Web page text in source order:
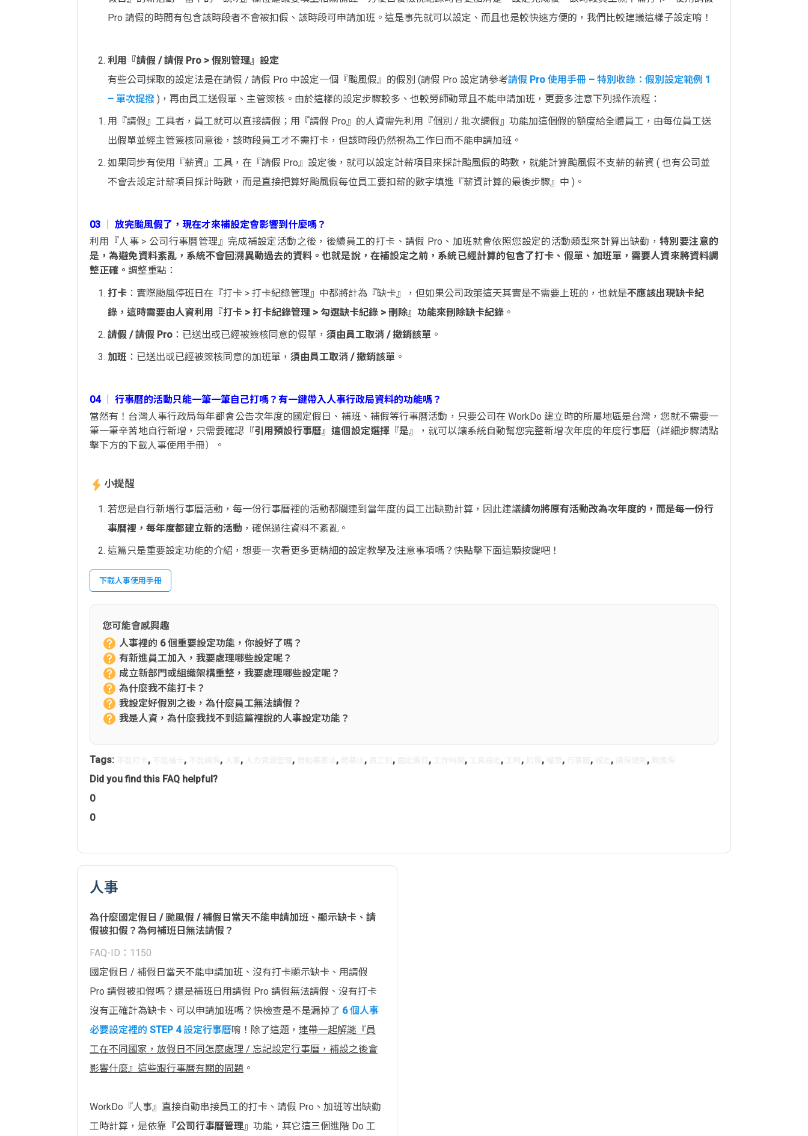
Pro 請假的時間有包含該時段者不會被扣假、該時段可申請加班。這是事先就可以設定、而且也是較快速方便的，我們比較建議這樣子設定唷！
利用『請假 / 請假 Pro > 假別管理』設定
有些公司採取的設定法是在請假 / 請假 Pro 中設定一個『颱風假』的假別 (請假 Pro 設定請參考請假 Pro 使用手冊 – 特別收錄：假別設定範例 1
– 單次提撥)，再由員工送假單、主管簽核。由於這樣的設定步驟較多、也較勞師動眾且不能申請加班，更要多注意下列操作流程：
用『請假』工具者，員工就可以直接請假；用『請假 Pro』的人資需先利用『個別 / 批次調假』功能加這個假的額度給全體員工，由每位員工送
出假單並經主管簽核同意後，該時段員工才不需打卡，但該時段仍然視為工作日而不能申請加班。
如果同步有使用『薪資』工具，在『請假 Pro』設定後，就可以設定計薪項目來採計颱風假的時數，就能計算颱風假不支薪的薪資 ( 也有公司並
不會去設定計薪項目採計時數，而是直接把算好颱風假每位員工要扣薪的數字填進『薪資計算的最後步驟』中 )。
03 │ 放完颱風假了，現在才來補設定會影響到什麼嗎？
利用『人事 > 公司行事曆管理』完成補設定活動之後，後續員工的打卡、請假 Pro、加班就會依照您設定的活動類型來計算出缺勤， 特別要注意的
是，為避免資料紊亂，系統不會回溯異動過去的資料。也就是說，在補設定之前，系統已經計算的包含了打卡、假單、加班單，需要人資來將資料調
整正確。調整重點：
打卡 ：實際颱風停班日在『打卡 > 打卡紀錄管理』中都將計為『缺卡』，但如果公司政策這天其實是不需要上班的，也就是不應該出現缺卡紀
錄，這時需要由人資利用『打卡 > 打卡紀錄管理 > 勾選缺卡紀錄 > 刪除』功能來刪除缺卡紀錄 。
請假 / 請假 Pro ：已送出或已經被簽核同意的假單，須由員工取消 / 撤銷該單 。
加班 ：已送出或已經被簽核同意的加班單，須由員工取消 / 撤銷該單 。
04 │ 行事曆的活動只能一筆一筆自己打嗎？有一鍵帶入人事行政局資料的功能嗎？
當然有！台灣人事行政局每年都會公告次年度的國定假日、補班、補假等行事曆活動，只要公司在 WorkDo 建立時的所屬地區是台灣，您就不需要一
筆一筆辛苦地自行新增，只需要確認 『引用預設行事曆』這個設定選擇『是』
，就可以讓系統自動幫您完整新增次年度的年度行事曆（詳細步驟請點
擊下方的下載人事使用手冊）。
小提醒
若您是自行新增行事曆活動，每一份行事曆裡的活動都關連到當年度的員工出缺勤計算，因此建議請勿將原有活動改為次年度的，而是每一份行
事曆裡，每年度都建立新的活動 ，確保過往資料不紊亂。
這篇只是重要設定功能的介紹，想要一次看更多更精細的設定教學及注意事項嗎？快點擊下面這顆按鍵吧！
下載人事使用手冊
您可能會感興趣
人事裡的 6 個重要設定功能，你設好了嗎？
有新進員工加入，我要處理哪些設定呢？
成立新部門或組織架構重整，我要處理哪些設定呢？
為什麼我不能打卡？
我設定好假別之後，為什麼員工無法請假？
我是人資，為什麼我找不到這篇裡說的人事設定功能？
Tags: , , , , , , , , , , , , , , , , ,
Did you find this FAQ helpful?
0
0
人事
為什麼國定假日 / 颱風假 / 補假日當天不能申請加班、顯示缺卡、請
假被扣假？為何補班日無法請假？
FAQ-ID：1150
國定假日 / 補假日當天不能申請加班、沒有打卡顯示缺卡、用請假
Pro 請假被扣假嗎？還是補班日用請假 Pro 請假無法請假、沒有打卡
沒有正確計為缺卡、可以申請加班嗎？快檢查是不是漏掉了 6 個人事
必要設定裡的 STEP 4 設定行事曆唷！除了這題，連帶一起解謎『員
工在不同國家，放假日不同怎麼處理 / 忘記設定行事曆，補設之後會
影響什麼』這些跟行事曆有關的問題 。
WorkDo『人事』直接自動串接員工的打卡、請假 Pro、加班等出缺勤
工時計算，是依靠『公司行事曆管理』功能，其它這三個進階 Do 工